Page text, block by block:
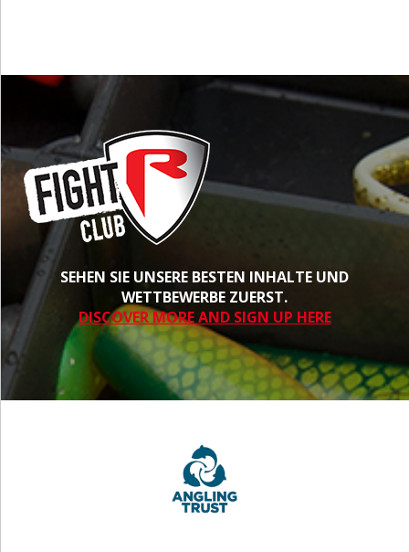
SEHEN SIE UNSERE BESTEN INHALTE UND
WETTBEWERBE ZUERST.
DISCOVER MORE AND SIGN UP HERE